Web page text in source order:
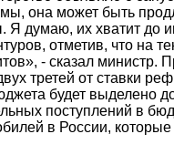
она может быть
думаю, их хватит до
отметив, что
- сказал
третей от ставки
будет
поступлений в
в России,